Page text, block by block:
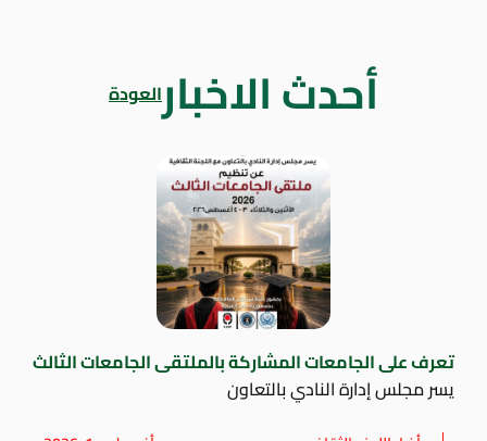
أحدث الاخبارالعودة
تعرف على الجامعات المشاركة بالملتقى الجامعات الثالث
يسر مجلس إدارة النادي بالتعاون